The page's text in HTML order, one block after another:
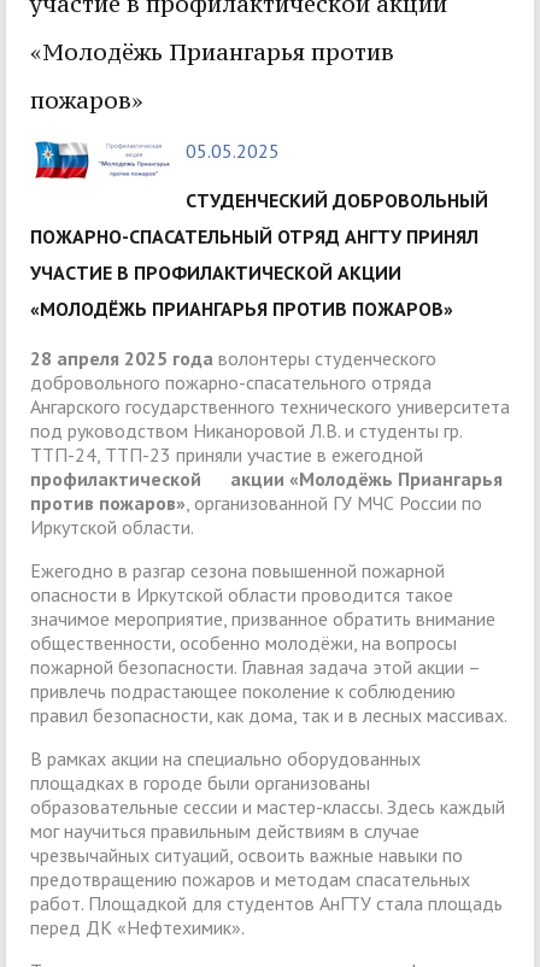
«Молодёжь Приангарья против
пожаров»
05.05.2025
СТУДЕНЧЕСКИЙ ДОБРОВОЛЬНЫЙ
ПОЖАРНО-СПАСАТЕЛЬНЫЙ ОТРЯД АНГТУ ПРИНЯЛ
УЧАСТИЕ В ПРОФИЛАКТИЧЕСКОЙ АКЦИИ
«МОЛОДЁЖЬ ПРИАНГАРЬЯ ПРОТИВ ПОЖАРОВ»
28 апреля 2025 года волонтеры студенческого
добровольного пожарно-спасательного отряда
Ангарского государственного технического университета
под руководством Никаноровой Л.В. и студенты гр.
ТТП-24, ТТП-23 приняли участие в ежегодной
профилактической акции «Молодёжь Приангарья
против пожаров», организованной ГУ МЧС России по
Иркутской области.
Ежегодно в разгар сезона повышенной пожарной
опасности в Иркутской области проводится такое
значимое мероприятие, призванное обратить внимание
общественности, особенно молодёжи, на вопросы
пожарной безопасности. Главная задача этой акции –
привлечь подрастающее поколение к соблюдению
правил безопасности, как дома, так и в лесных массивах.
В рамках акции на специально оборудованных
площадках в городе были организованы
образовательные сессии и мастер-классы. Здесь каждый
мог научиться правильным действиям в случае
чрезвычайных ситуаций, освоить важные навыки по
предотвращению пожаров и методам спасательных
работ. Площадкой для студентов АнГТУ стала площадь
перед ДК «Нефтехимик».